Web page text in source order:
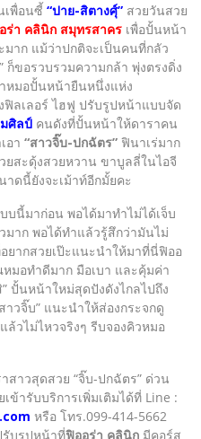
เพื่อนซี้ “ปาย-สิตางศุ์” สวยวันสวย
ร่า คลินิก สมุทรสาคร เพื่อปั้นหน้า
มาก แม้ว่าปกติจะเป็นคนที่กลัว
ก็ขอรวบรวมความกล้า พุ่งตรงดิ่ง
หมอปั้นหน้ายืนหนึ่งแห่ง
ฟิลเลอร์ ไฮฟู ปรับรูปหน้าแบบจัด
ศิลป์ คนดังที่ปั้นหน้าให้ดาราคน
อา “สาวจิ๊บ-ปกฉัตร” ฟินาเร่มาก
ยสะดุ้งสวยหวาน ขาบูลลี่ในไอจี
ดนี้ยังจะเม้าท์อีกมั้ยคะ
มาก่อน พอได้มาทำไม่ได้เจ็บ
มาก พอได้ทำแล้วรู้สึกว่ามันไม่
ยากสวยเป๊ะแนะนำให้มาที่นี่ฟิออ
มอทำดีมาก มือเบา และคุ้มค่า
ปั้นหน้าใหม่สุดปังดังไกลไปถึง
วจิ๊บ” แนะนำให้ส่องกระจกดู
ล้วไม่ไหวจริงๆ รีบจองคิวหมอ
วสุดสวย “จิ๊บ-ปกฉัตร” ด่วน
ารับบริการเพิ่มเติมได้ที่ Line :
หรือ โทร.099-414-5662
รับรูปหน้าที่ฟิออร่า คลินิก มีคอร์ส